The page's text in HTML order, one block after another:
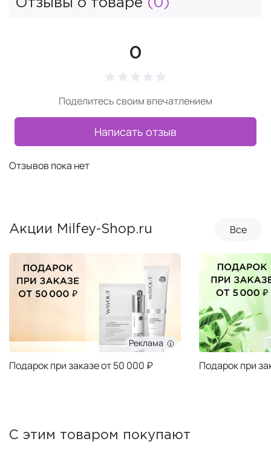
Отзывы о товаре (0)
0
Поделитесь своим впечатлением
Написать отзыв
Отзывов пока нет
Акции Milfey-Shop.ru Все
Реклама
Подарок при заказе от 50 000 ₽ Подарок при
С этим товаром покупают